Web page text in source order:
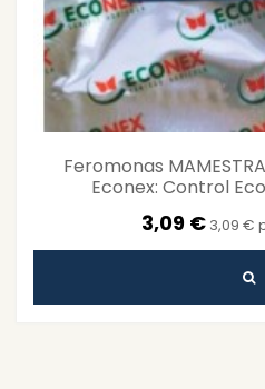
Feromonas
Econex: Control
3,09 € 3,09 €